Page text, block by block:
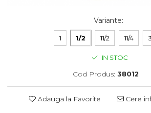
Variante:
1 1/2 11/2 11/4
IN STOC
Cod Produs: 38012
Adauga la Favorite Cere